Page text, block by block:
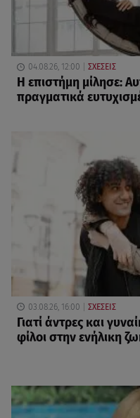
04.08.26, 12:00 ΣΧΕΣΕΙΣ
Η επιστήμη μίλησε:
πραγματικά
03.08.26, 16:00 ΣΧΕΣΕΙΣ
Γιατί άντρες και
φίλοι στην ενήλικη